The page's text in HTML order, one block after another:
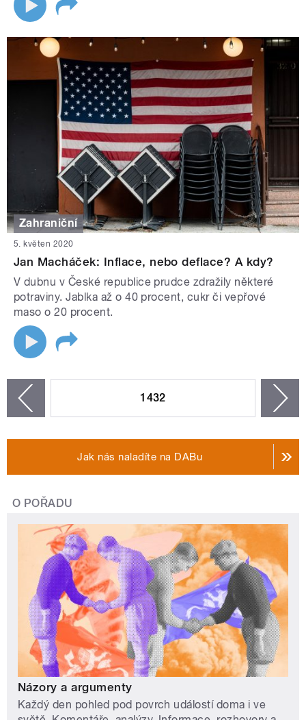
Zahraniční
5. květen 2020
Jan Macháček: Inflace, nebo deflace? A kdy?
V dubnu v České republice prudce zdražily některé
potraviny. Jablka až o 40 procent, cukr či vepřové
maso o 20 procent.
1432
Jak nás naladíte na DABu
O POŘADU
Názory a argumenty
Každý den pohled pod povrch událostí doma i ve